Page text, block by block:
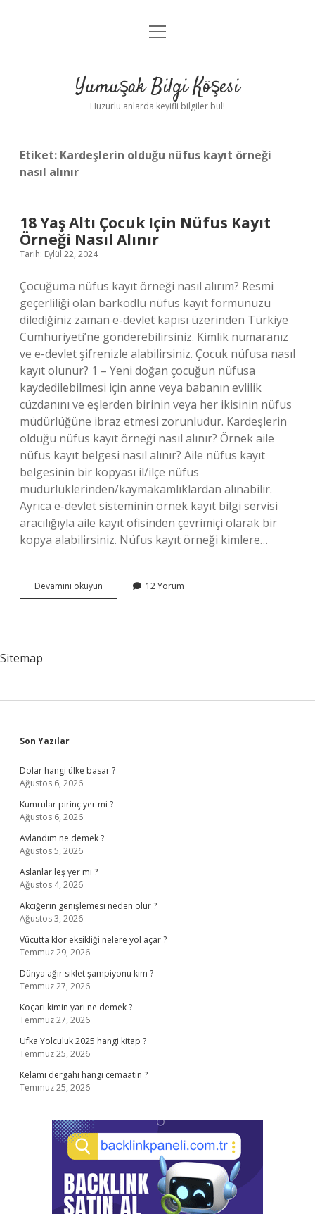
Anasayfa
Yasal Uyarı
menüyü
Yumuşak Bilgi Köşesi
Huzurlu anlarda keyifli bilgiler bul!
Etiket: Kardeşlerin olduğu nüfus kayıt örneği
nasıl alınır
18 Yaş Altı Çocuk Için Nüfus Kayıt
Örneği Nasıl Alınır
Tarih: Eylül 22, 2024
Çocuğuma nüfus kayıt örneği nasıl alırım? Resmi
geçerliliği olan barkodlu nüfus kayıt formunuzu
dilediğiniz zaman e-devlet kapısı üzerinden Türkiye
Cumhuriyeti’ne gönderebilirsiniz. Kimlik numaranız
ve e-devlet şifrenizle alabilirsiniz. Çocuk nüfusa nasıl
kayıt olunur? 1 – Yeni doğan çocuğun nüfusa
kaydedilebilmesi için anne veya babanın evlilik
cüzdanını ve eşlerden birinin veya her ikisinin nüfus
müdürlüğüne ibraz etmesi zorunludur. Kardeşlerin
olduğu nüfus kayıt örneği nasıl alınır? Örnek aile
nüfus kayıt belgesi nasıl alınır? Aile nüfus kayıt
belgesinin bir kopyası il/ilçe nüfus
müdürlüklerinden/kaymakamlıklardan alınabilir.
Ayrıca e-devlet sisteminin örnek kayıt bilgi servisi
aracılığıyla aile kayıt ofisinden çevrimiçi olarak bir
kopya alabilirsiniz. Nüfus kayıt örneği kimlere…
Devamını okuyun
Yaş
Alınır
12 Yorum
Sitemap
Sidebar
Son Yazılar
Dolar hangi ülke basar ?
Ağustos 6, 2026
Kumrular pirinç yer mi ?
Ağustos 6, 2026
Avlandım ne demek ?
Ağustos 5, 2026
Aslanlar leş yer mi ?
Ağustos 4, 2026
Akciğerin genişlemesi neden olur ?
Ağustos 3, 2026
Vücutta klor eksikliği nelere yol açar ?
Temmuz 29, 2026
Dünya ağır sıklet şampiyonu kim ?
Temmuz 27, 2026
Koçari kimin yarı ne demek ?
Temmuz 27, 2026
Ufka Yolculuk 2025 hangi kitap ?
Temmuz 25, 2026
Kelami dergahı hangi cemaatin ?
Temmuz 25, 2026